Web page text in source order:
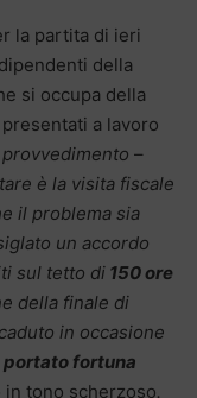
la partita di ieri
della
si occupa della
a lavoro
provvedimento –
è la visita fiscale
il problema sia
un accordo
sul tetto di 150 ore
della finale di
in occasione
portato fortuna
in tono scherzoso.